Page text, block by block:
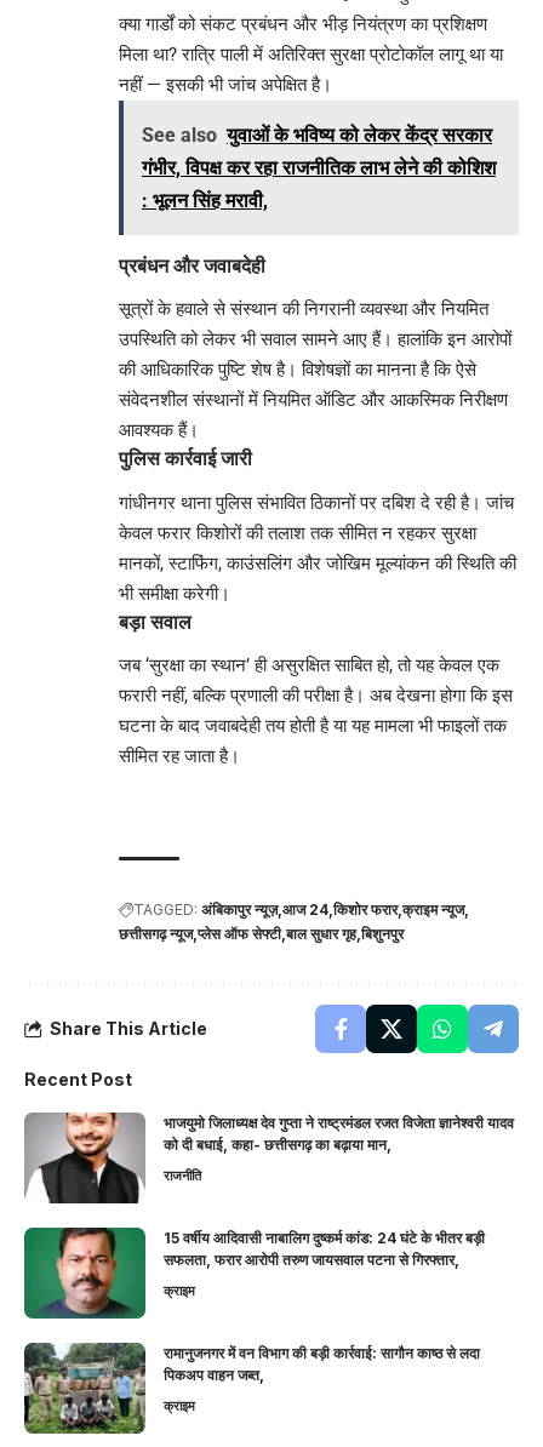
क्या गार्डों को संकट प्रबंधन और भीड़ नियंत्रण का प्रशिक्षण
मिला था? रात्रि पाली में अतिरिक्त सुरक्षा प्रोटोकॉल लागू था या
नहीं — इसकी भी जांच अपेक्षित है।
See also युवाओं के भविष्य को लेकर केंद्र सरकार
गंभीर, विपक्ष कर रहा राजनीतिक लाभ लेने की कोशिश
: भूलन सिंह मरावी,
प्रबंधन और जवाबदेही
सूत्रों के हवाले से संस्थान की निगरानी व्यवस्था और नियमित
उपस्थिति को लेकर भी सवाल सामने आए हैं। हालांकि इन आरोपों
की आधिकारिक पुष्टि शेष है। विशेषज्ञों का मानना है कि ऐसे
संवेदनशील संस्थानों में नियमित ऑडिट और आकस्मिक निरीक्षण
आवश्यक हैं।
पुलिस कार्रवाई जारी
गांधीनगर थाना पुलिस संभावित ठिकानों पर दबिश दे रही है। जांच
केवल फरार किशोरों की तलाश तक सीमित न रहकर सुरक्षा
मानकों, स्टाफिंग, काउंसलिंग और जोखिम मूल्यांकन की स्थिति की
भी समीक्षा करेगी।
बड़ा सवाल
जब ‘सुरक्षा का स्थान’ ही असुरक्षित साबित हो, तो यह केवल एक
फरारी नहीं, बल्कि प्रणाली की परीक्षा है। अब देखना होगा कि इस
घटना के बाद जवाबदेही तय होती है या यह मामला भी फाइलों तक
सीमित रह जाता है।
TAGGED: अंबिकापुर न्यूज़ आज 24 किशोर फरार क्राइम न्यूज
छत्तीसगढ़ न्यूज प्लेस ऑफ सेफ्टी बाल सुधार गृह बिशुनपुर
Share This Article
Recent Post
भाजयुमो जिलाध्यक्ष देव गुप्ता ने राष्ट्रमंडल रजत विजेता ज्ञानेश्वरी यादव
को दी बधाई, कहा- छत्तीसगढ़ का बढ़ाया मान,
राजनीति
15 वर्षीय आदिवासी नाबालिग दुष्कर्म कांड: 24 घंटे के भीतर बड़ी
सफलता, फरार आरोपी तरुण जायसवाल पटना से गिरफ्तार,
क्राइम
रामानुजनगर में वन विभाग की बड़ी कार्रवाई: सागौन काष्ठ से लदा
पिकअप वाहन जब्त,
क्राइम